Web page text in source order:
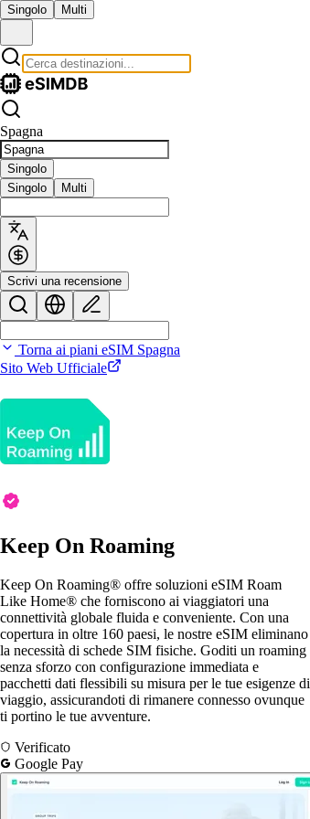
Singolo Multi
Spagna
Singolo
Singolo
Multi
Scrivi una recensione
Torna ai piani eSIM Spagna
Sito Web Ufficiale
Keep On Roaming
Keep On Roaming® offre soluzioni eSIM Roam
Like Home® che forniscono ai viaggiatori una
connettività globale fluida e conveniente. Con una
copertura in oltre 160 paesi, le nostre eSIM eliminano
la necessità di schede SIM fisiche. Goditi un roaming
senza sforzo con configurazione immediata e
pacchetti dati flessibili su misura per le tue esigenze di
viaggio, assicurandoti di rimanere connesso ovunque
ti portino le tue avventure.
Verificato
Google Pay